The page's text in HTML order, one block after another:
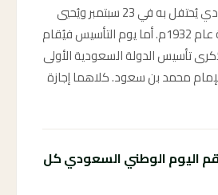
اليوم الوطني السعودي يُحتفل به في 23 سبتمبر ويُحيي
ذكرى توحيد المملكة عام 1932م. أما يوم التأسيس فيُقام
ذكرى تأسيس الدولة السعودية الأولى
يد الإمام محمد بن سعود. كلاهما إجازة
اليوم الوطني السعودي كل